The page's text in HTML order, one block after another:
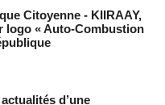
salariale historique
ont été
ont été
Citoyenne - KIIRAAY,
logo « Auto-Combustion
d’une